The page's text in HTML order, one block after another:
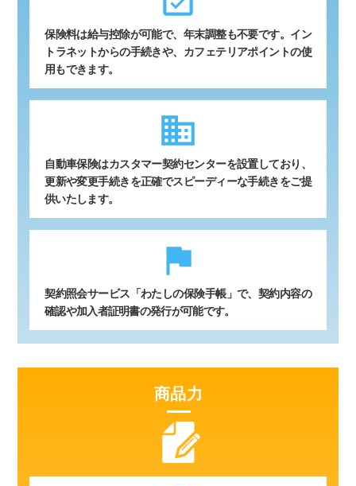
保険料は給与控除が可能で、年末調整も不要です。イン
トラネットからの手続きや、カフェテリアポイントの使
用もできます。
business
自動車保険はカスタマー契約センターを設置しており、
更新や変更手続きを正確でスピーディーな手続きをご提
供いたします。
flag
契約照会サービス「わたしの保険手帳」で、契約内容の
確認や加入者証明書の発行が可能です。
商品力